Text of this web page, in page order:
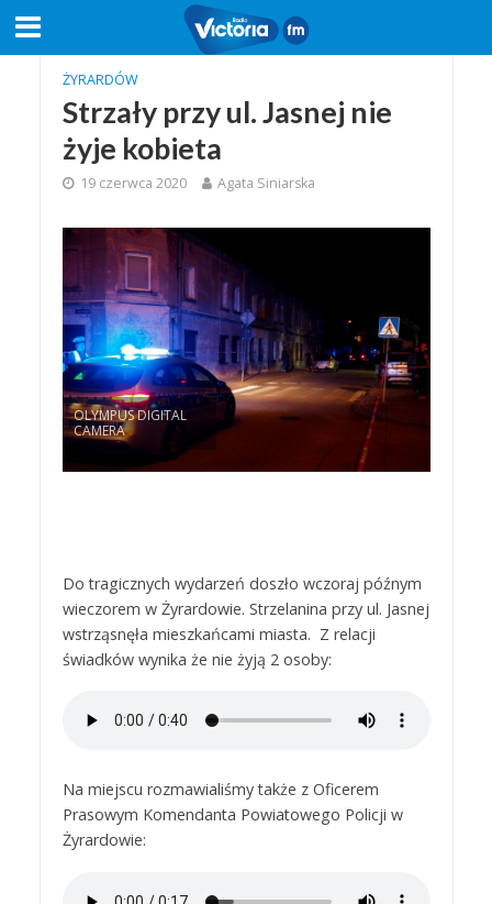
ŻYRARDÓW
Strzały przy ul. Jasnej nie
żyje kobieta
19 czerwca 2020 Agata Siniarska
OLYMPUS DIGITAL
CAMERA
Do tragicznych wydarzeń doszło wczoraj późnym
wieczorem w Żyrardowie. Strzelanina przy ul. Jasnej
wstrząsnęła mieszkańcami miasta. Z relacji
świadków wynika że nie żyją 2 osoby:
Na miejscu rozmawialiśmy także z Oficerem
Prasowym Komendanta Powiatowego Policji w
Żyrardowie: